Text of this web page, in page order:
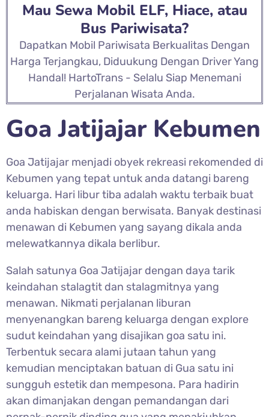
Mau Sewa Mobil ELF, Hiace, atau
Bus Pariwisata?
Dapatkan Mobil Pariwisata Berkualitas Dengan
Harga Terjangkau, Diduukung Dengan Driver Yang
Handal! HartoTrans - Selalu Siap Menemani
Perjalanan Wisata Anda.
Goa Jatijajar Kebumen
Goa Jatijajar menjadi obyek rekreasi rekomended di
Kebumen yang tepat untuk anda datangi bareng
keluarga. Hari libur tiba adalah waktu terbaik buat
anda habiskan dengan berwisata. Banyak destinasi
menawan di Kebumen yang sayang dikala anda
melewatkannya dikala berlibur.
Salah satunya Goa Jatijajar dengan daya tarik
keindahan stalagtit dan stalagmitnya yang
menawan. Nikmati perjalanan liburan
menyenangkan bareng keluarga dengan explore
sudut keindahan yang disajikan goa satu ini.
Terbentuk secara alami jutaan tahun yang
kemudian menciptakan batuan di Gua satu ini
sungguh estetik dan mempesona. Para hadirin
akan dimanjakan dengan pemandangan dari